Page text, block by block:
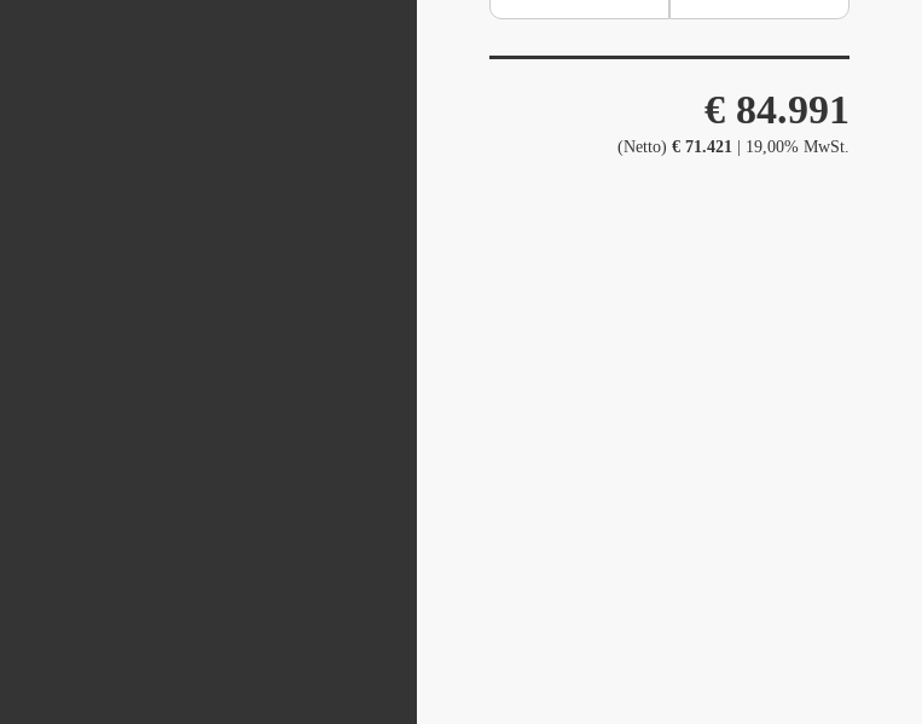
€ 84.991
(Netto) € 71.421 | 19,00% MwSt.